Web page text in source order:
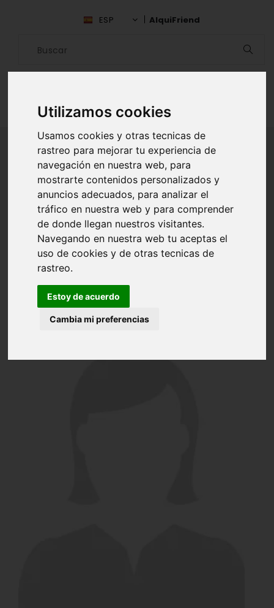
Utilizamos cookies
Usamos cookies y otras tecnicas de
rastreo para mejorar tu experiencia de
navegación en nuestra web, para
mostrarte contenidos personalizados y
anuncios adecuados, para analizar el
tráfico en nuestra web y para comprender
de donde llegan nuestros visitantes.
Navegando en nuestra web tu aceptas el
uso de cookies y de otras tecnicas de
rastreo.
Estoy de acuerdo
Cambia mi preferencias
ESP AlquiFriend
ALQUILAR AMIGO
Inicio Amigos Lima Ili Marquez